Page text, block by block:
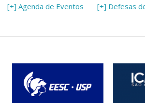
Agenda de Eventos
[+] Agenda de Eventos [+] Defesas